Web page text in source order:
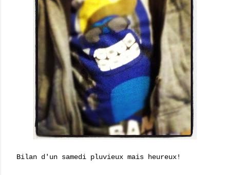
Bilan d'un samedi pluvieux mais heureux!